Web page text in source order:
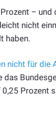
– und
nicht
haben.
nicht für die
Prozent